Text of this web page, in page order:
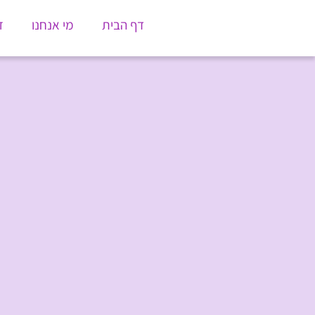
דף הבית מי אנחנו